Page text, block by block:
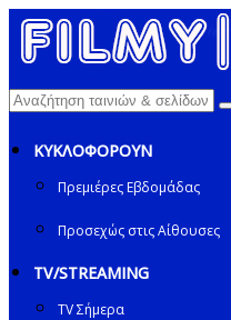
ΚΥΚΛΟΦΟΡΟΥΝ
Πρεμιέρες Εβδομάδας
Προσεχώς στις Αίθουσες
TV/STREAMING
TV Σήμερα